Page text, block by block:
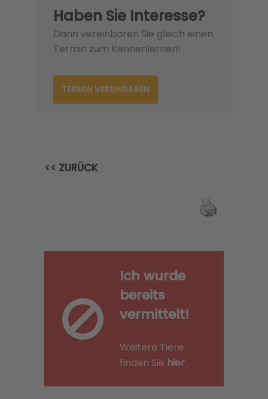
Haben Sie Interesse?
Dann vereinbaren Sie gleich einen
Termin zum Kennenlernen!
TERMIN VEREINBAREN
<< ZURÜCK
Ich wurde
bereits
vermittelt!
Weitere Tiere
finden Sie hier